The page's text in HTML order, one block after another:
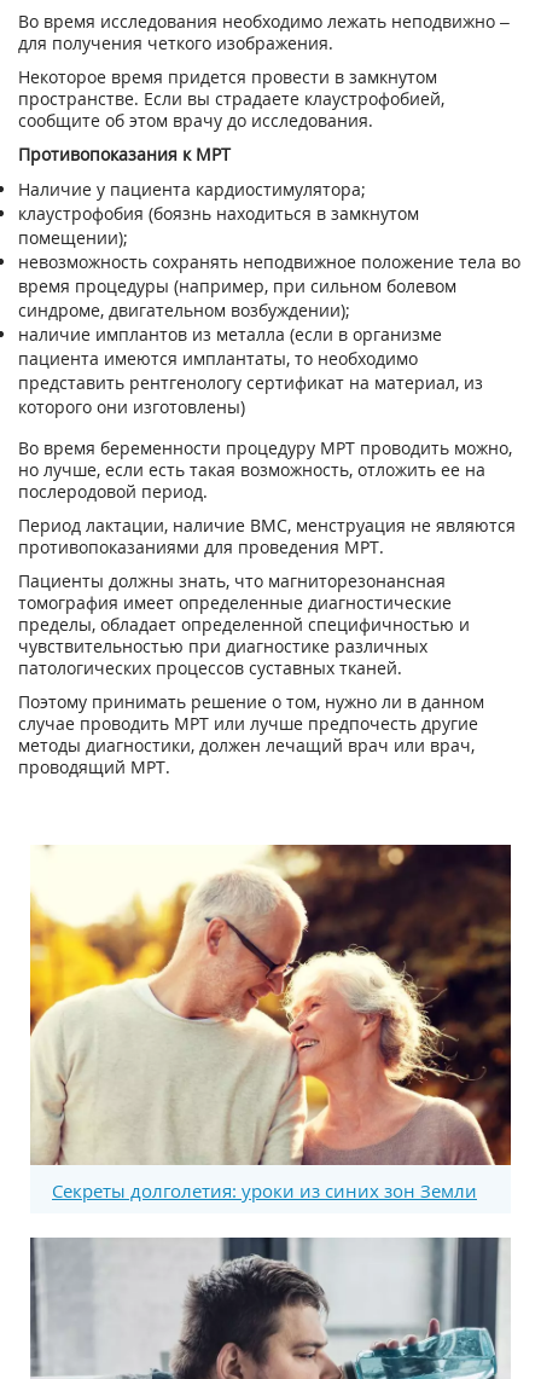
Во время исследования необходимо лежать неподвижно –
для получения четкого изображения.
Некоторое время придется провести в замкнутом
пространстве. Если вы страдаете клаустрофобией,
сообщите об этом врачу до исследования.
Противопоказания к МРТ
Наличие у пациента кардиостимулятора;
клаустрофобия (боязнь находиться в замкнутом
помещении);
невозможность сохранять неподвижное положение тела во
время процедуры (например, при сильном болевом
синдроме, двигательном возбуждении);
наличие имплантов из металла (если в организме
пациента имеются имплантаты, то необходимо
представить рентгенологу сертификат на материал, из
которого они изготовлены)
Во время беременности процедуру МРТ проводить можно,
но лучше, если есть такая возможность, отложить ее на
послеродовой период.
Период лактации, наличие ВМС, менструация не являются
противопоказаниями для проведения МРТ.
Пациенты должны знать, что магниторезонансная
томография имеет определенные диагностические
пределы, обладает определенной специфичностью и
чувствительностью при диагностике различных
патологических процессов суставных тканей.
Поэтому принимать решение о том, нужно ли в данном
случае проводить МРТ или лучше предпочесть другие
методы диагностики, должен лечащий врач или врач,
проводящий МРТ.
Секреты долголетия: уроки из синих зон Земли